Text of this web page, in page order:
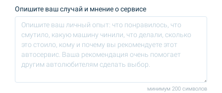
Опишите ваш случай и мнение о сервисе
минимум 200 символов